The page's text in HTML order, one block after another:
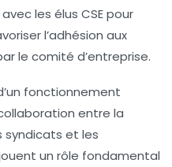
avec les élus CSE pour
l’adhésion aux
le comité d’entreprise.
fonctionnement
entre la
syndicats et les
un rôle fondamental